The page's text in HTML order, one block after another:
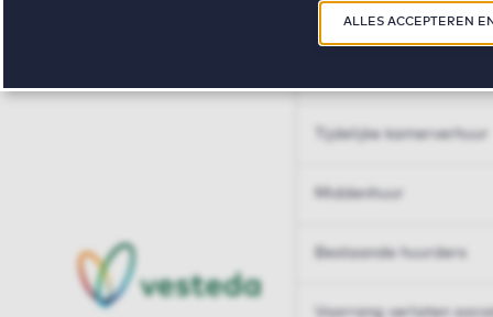
ALLES ACCEPTEREN
Tijdelijke kamerverhuur
Middenhuur
Bestaande huurders
Voorrang verlaten